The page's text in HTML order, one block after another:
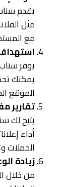
يقدم
مثل
مع
يوفر
يمكنك
الموقع
تقارير
يتيح لك
أداء
الحملات
زيادة
من خلال